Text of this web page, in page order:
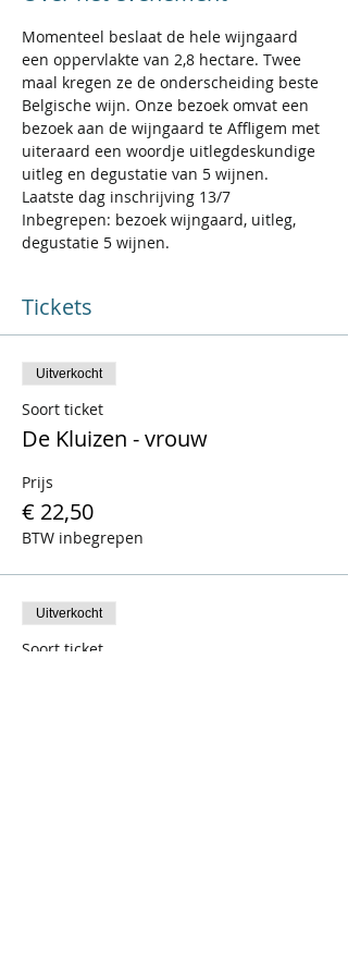
Momenteel beslaat de hele wijngaard
een oppervlakte van 2,8 hectare. Twee
maal kregen ze de onderscheiding beste
Belgische wijn. Onze bezoek omvat een
bezoek aan de wijngaard te Affligem met
uiteraard een woordje uitlegdeskundige
uitleg en degustatie van 5 wijnen.
Laatste dag inschrijving 13/7
Inbegrepen: bezoek wijngaard, uitleg,
degustatie 5 wijnen.
Tickets
Uitverkocht
Soort ticket
De Kluizen - vrouw
Prijs
€ 22,50
BTW inbegrepen
Uitverkocht
Soort ticket